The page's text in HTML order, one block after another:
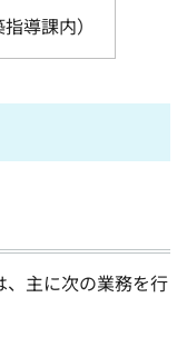
導課内）
主に次の業務を行